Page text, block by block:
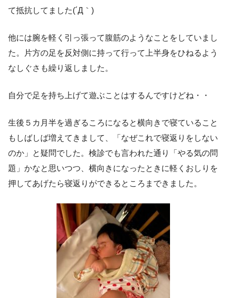
て抵抗してました(´Д｀)
他には腕を軽く引っ張って腹筋のようなことをしていまし
た。片方の足を反対側に持って行って上半身をひねるよう
なしぐさも繰り返しました。
自分で足を持ち上げて遊ぶことはするんですけどね・・
生後５カ月半を過ぎるころになると横向きで寝ていること
もしばしば増えてきまして、「なぜこれで寝返りをしない
のか」と疑問でした。検診でも言われた通り「やる気の問
題」かなと思いつつ、横向きになったときに軽くおしりを
押してあげたら寝返りができるところまできました。